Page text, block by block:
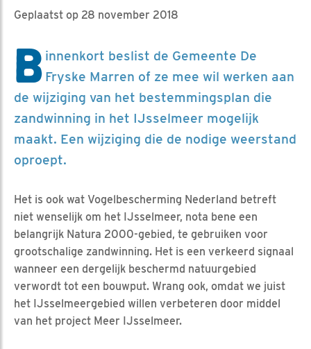
Geplaatst op 28 november 2018
B innenkort beslist de Gemeente De
Fryske Marren of ze mee wil werken aan
de wijziging van het bestemmingsplan die
zandwinning in het IJsselmeer mogelijk
maakt. Een wijziging die de nodige weerstand
oproept.
Het is ook wat Vogelbescherming Nederland betreft
niet wenselijk om het IJsselmeer, nota bene een
belangrijk Natura 2000-gebied, te gebruiken voor
grootschalige zandwinning. Het is een verkeerd signaal
wanneer een dergelijk beschermd natuurgebied
verwordt tot een bouwput. Wrang ook, omdat we juist
het IJsselmeergebied willen verbeteren door middel
van het project Meer IJsselmeer.